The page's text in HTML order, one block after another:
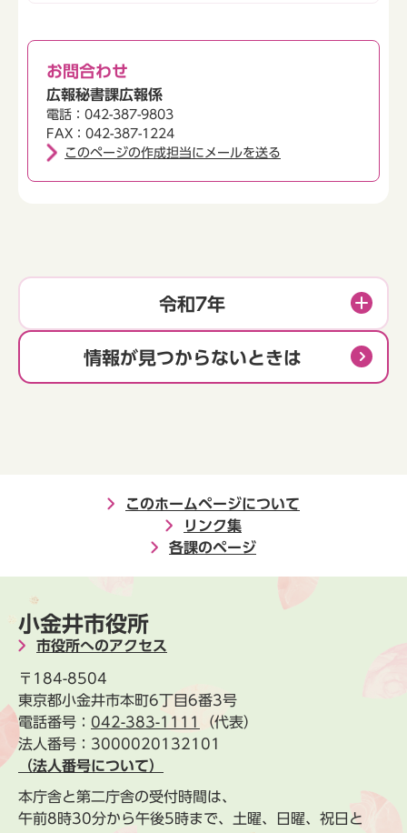
お問合わせ
広報秘書課広報係
電話：042-387-9803
FAX：042-387-1224
このページの作成担当にメールを送る
令和7年
情報が見つからないときは
このホームページについて
リンク集
各課のページ
小金井市役所
市役所へのアクセス
〒184-8504
東京都小金井市本町6丁目6番3号
電話番号： 042-383-1111
（代表）
法人番号：3000020132101
（法人番号について）
本庁舎と第二庁舎の受付時間は、
午前8時30分から午後5時まで、土曜、日曜、祝日と